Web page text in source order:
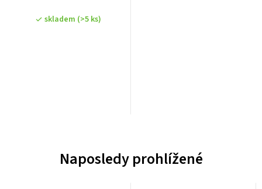
skladem (>5 ks)
Naposledy prohlížené